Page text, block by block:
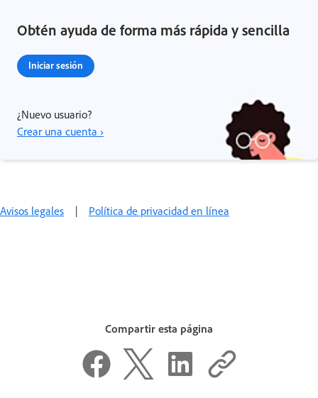
Obtén ayuda de forma más rápida y sencilla
Iniciar sesión
¿Nuevo usuario?
Crear una cuenta ›
Avisos legales | Política de privacidad en línea
Compartir esta página